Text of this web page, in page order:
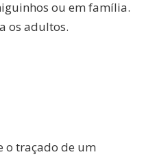
ou em família.
os adultos.
o traçado de um